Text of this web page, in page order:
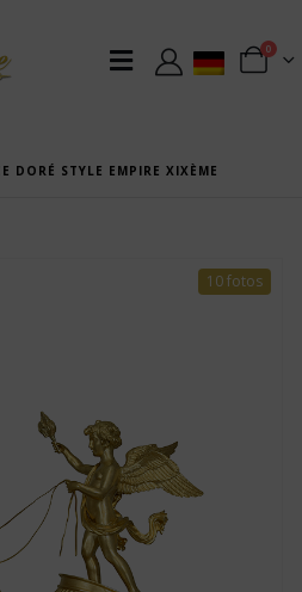
0
DORÉ STYLE EMPIRE XIXÈME
10 fotos